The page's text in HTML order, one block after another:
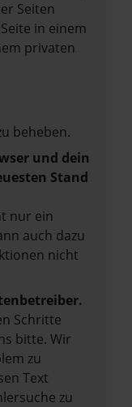
Seiten
in einem
privaten
beheben.
und dein
Stand
nur ein
auch dazu
nicht
Schritte
bitte. Wir
zu
Text
zu